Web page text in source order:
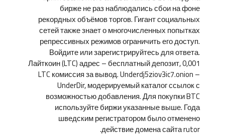
бирже не раз наблюдались сбои на фоне
рекордных объёмов торгов. Гигант социальных
сетей также знает о многочисленных попытках
репрессивных режимов ограничить его доступ.
Войдите или зарегистрируйтесь для ответа.
Лайткоин (LTC) адрес – бесплатный депозит, 0,001
LTC комиссия за вывод. Underdj5ziov3ic7.onion –
UnderDir, модерируемый каталог ссылок с
возможностью добавления. Для покупки BTC
используйте биржи указанные выше. Года
шведским регистратором было отменено
действие домена сайта rutor.